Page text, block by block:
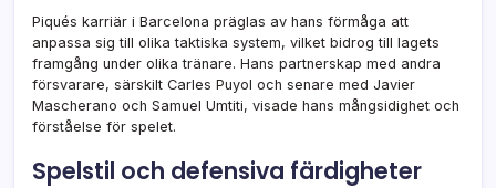
Piqués karriär i Barcelona präglas av hans förmåga att
anpassa sig till olika taktiska system, vilket bidrog till lagets
framgång under olika tränare. Hans partnerskap med andra
försvarare, särskilt Carles Puyol och senare med Javier
Mascherano och Samuel Umtiti, visade hans mångsidighet och
förståelse för spelet.
Spelstil och defensiva färdigheter